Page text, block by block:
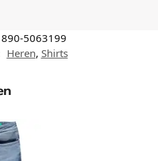
5063199
Heren, Shirts